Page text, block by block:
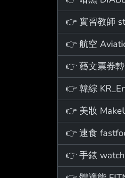
👉 實習教師
👉 航空
👉 韓綜
👉 美妝
👉 速食
👉 手錶 watch